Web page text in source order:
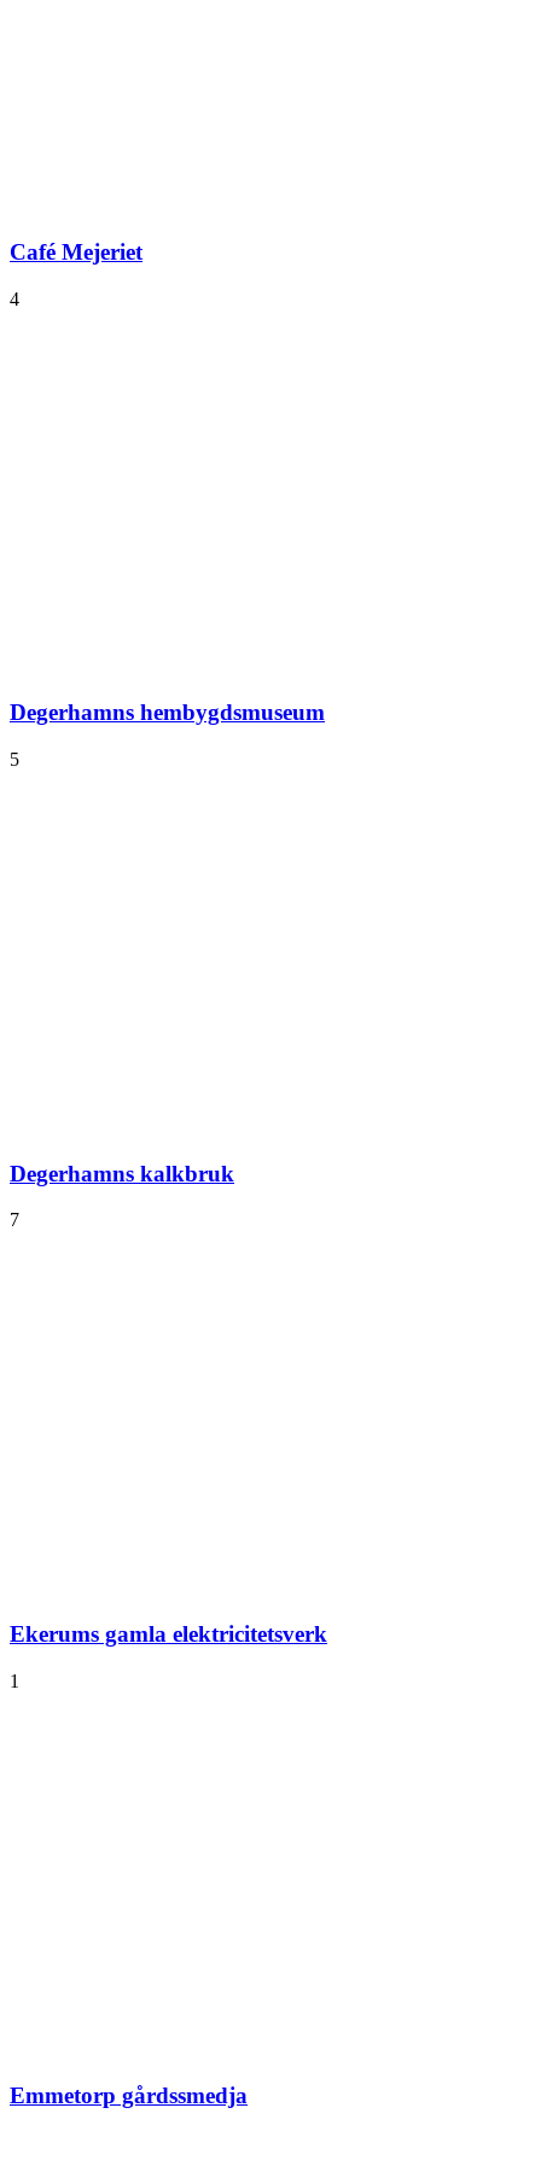
Café Mejeriet
4
Degerhamns hembygdsmuseum
5
Degerhamns kalkbruk
7
Ekerums gamla elektricitetsverk
1
Emmetorp gårdssmedja